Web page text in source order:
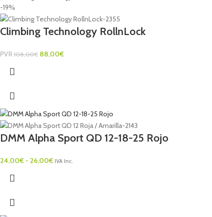
-19%
Climbing Technology RollnLock
PVR 108,00€ 88,00€
DMM Alpha Sport QD 12-18-25 Rojo
24,00€ - 26,00€ IVA Inc.